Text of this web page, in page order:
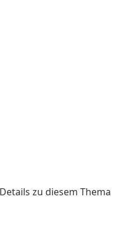
zu diesem Thema